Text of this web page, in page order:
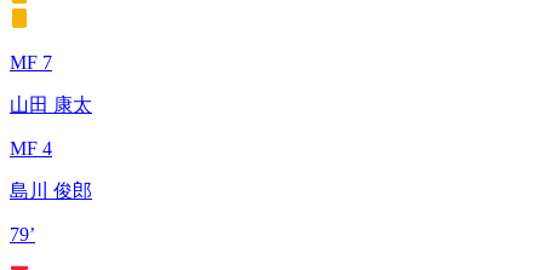
MF 7
山田 康太
MF 4
島川 俊郎
79’